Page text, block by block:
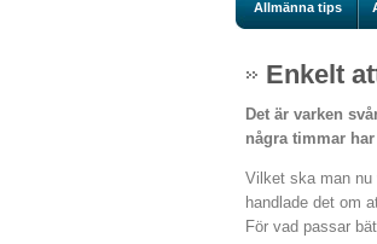
Allmänna tips
Enkelt
Det är varken
några timmar
Vilket ska man nu
handlade det om
För vad passar